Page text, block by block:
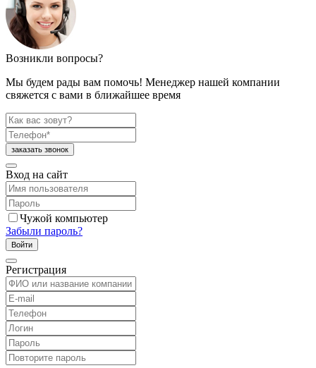
Возникли вопросы?
Мы будем рады вам помочь! Менеджер нашей компании
свяжется с вами в ближайшее время
Вход на сайт
Чужой компьютер
Забыли пароль?
Регистрация